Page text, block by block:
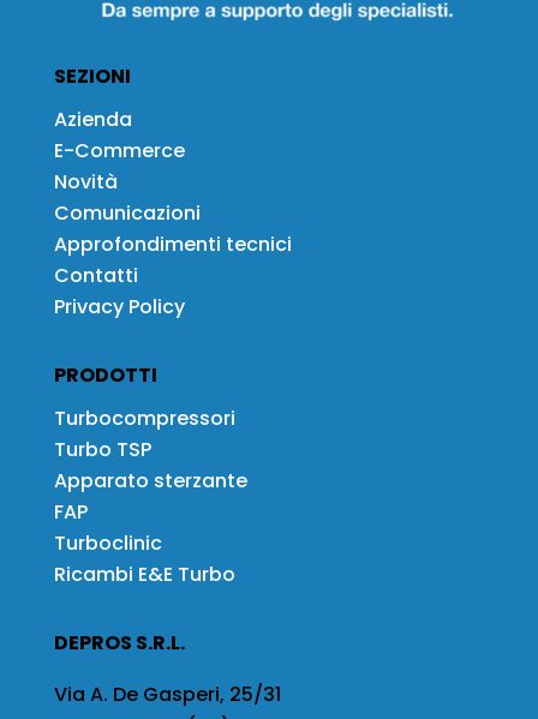
SEZIONI
Azienda
E-Commerce
Novità
Comunicazioni
Approfondimenti tecnici
Contatti
Privacy Policy
PRODOTTI
Turbocompressori
Turbo TSP
Apparato sterzante
FAP
Turboclinic
Ricambi E&E Turbo
DEPROS S.R.L.
Via A. De Gasperi, 25/31